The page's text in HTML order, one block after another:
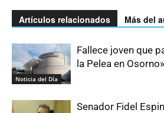
Artículos relacionados Más del
Noticia del Día
Fallece joven que
la Pelea en Osorno»
Senador Fidel